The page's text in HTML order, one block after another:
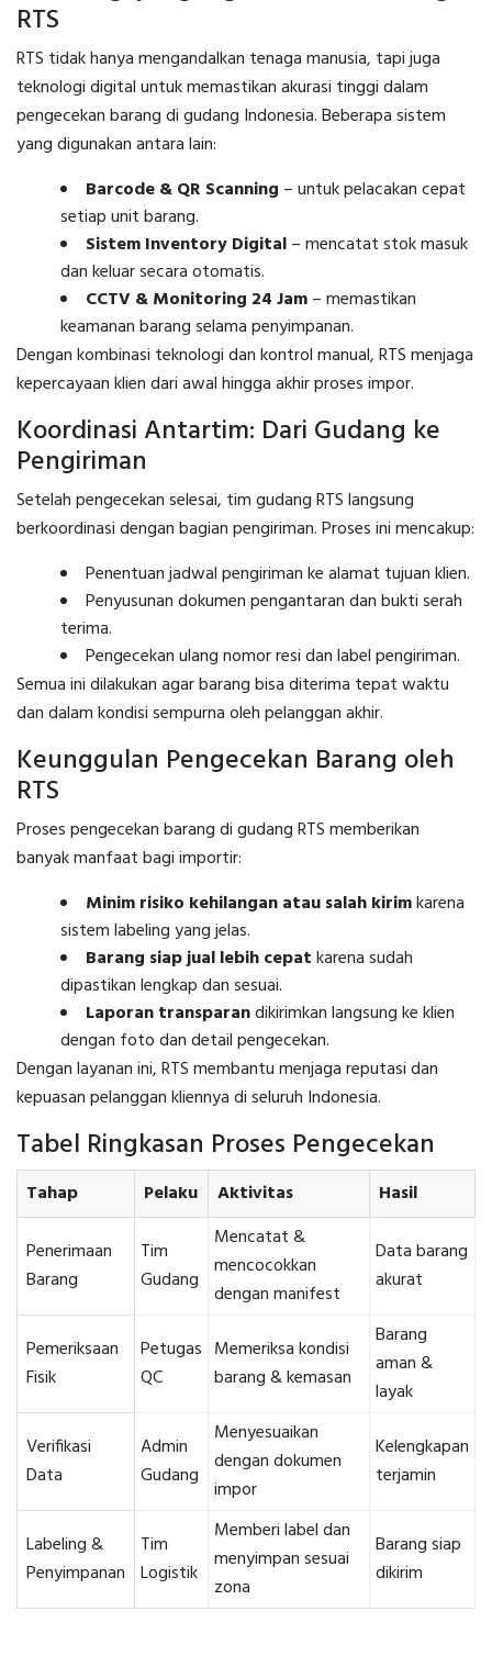
RTS
RTS tidak hanya mengandalkan tenaga manusia, tapi juga
teknologi digital untuk memastikan akurasi tinggi dalam
pengecekan barang di gudang Indonesia. Beberapa sistem
yang digunakan antara lain:
Barcode & QR Scanning – untuk pelacakan cepat
setiap unit barang.
Sistem Inventory Digital– mencatat stok masuk
dan keluar secara otomatis.
CCTV & Monitoring 24 Jam– memastikan
keamanan barang selama penyimpanan.
Dengan kombinasi teknologi dan kontrol manual, RTS menjaga
kepercayaan klien dari awal hingga akhir proses impor.
Koordinasi Antartim: Dari Gudang ke
Pengiriman
Setelah pengecekan selesai, tim gudang RTS langsung
berkoordinasi dengan bagian pengiriman. Proses ini mencakup:
Penentuan jadwal pengiriman ke alamat tujuan klien.
Penyusunan dokumen pengantaran dan bukti serah
terima.
Pengecekan ulang nomor resi dan label pengiriman.
Semua ini dilakukan agar barang bisa diterima tepat waktu
dan dalam kondisi sempurna oleh pelanggan akhir.
Keunggulan Pengecekan Barang oleh
RTS
Proses pengecekan barang di gudang RTS memberikan
banyak manfaat bagi importir:
Minim risiko kehilangan atau salah kirimkarena
sistem labeling yang jelas.
Barang siap jual lebih cepatkarena sudah
dipastikan lengkap dan sesuai.
Laporan transparandikirimkan langsung ke klien
dengan foto dan detail pengecekan.
Dengan layanan ini, RTS membantu menjaga reputasi dan
kepuasan pelanggan kliennya di seluruh Indonesia.
Tabel Ringkasan Proses Pengecekan
Tahap Pelaku Aktivitas Hasil
Penerimaan
Barang
Tim
Gudang
Mencatat &
mencocokkan
dengan manifest
Data barang
akurat
Pemeriksaan
Fisik
Petugas
QC
Memeriksa kondisi
barang & kemasan
Barang
aman &
layak
Verifikasi
Data
Admin
Gudang
Menyesuaikan
dengan dokumen
impor
Kelengkapan
terjamin
Labeling &
Penyimpanan
Tim
Logistik
Memberi label dan
menyimpan sesuai
zona
Barang siap
dikirim